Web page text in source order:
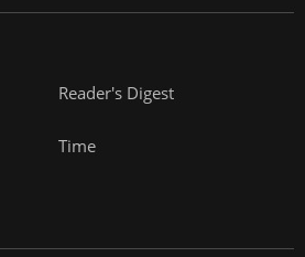
Reader's Digest
Time